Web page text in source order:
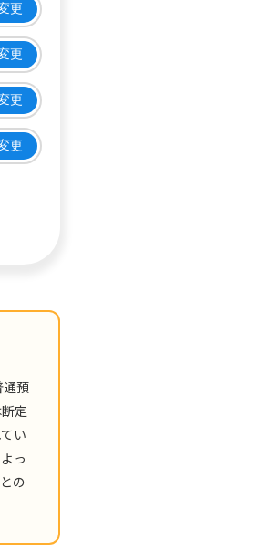
更
更
更
更
通預
定
い
っ
の